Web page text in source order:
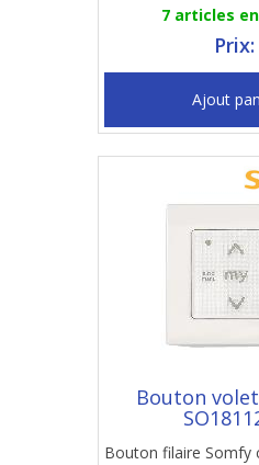
7 articles
Ajout
Bouton
Bouton filaire Somfy